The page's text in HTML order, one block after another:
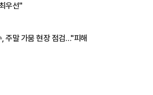
우선"
주말 가뭄 현장 점검…"피해